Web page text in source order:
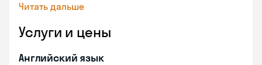
Читать дальше
Услуги и цены
Английский язык